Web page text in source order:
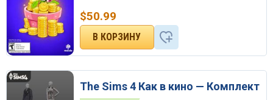
$50.99
The Sims 4 Как в кино — Комплект